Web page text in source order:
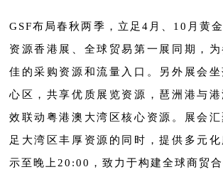
GSF布局春秋两季，立足4月、10月黄
资源香港展、全球贸易第一展同期，
佳的采购资源和流量入口。另外展会
心区，共享优质展览资源，琶洲港与
效联动粤港澳大湾区核心资源。展会
足大湾区丰厚资源的同时，提供多元
示至晚上20:00，致力于构建全球商贸合